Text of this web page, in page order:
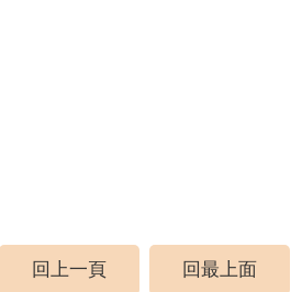
回上一頁 回最上面